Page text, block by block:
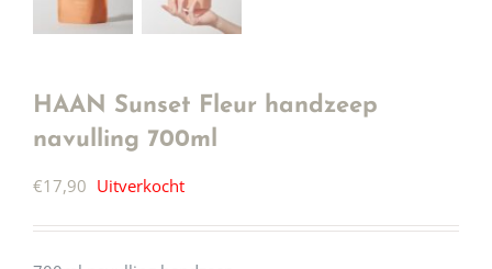
HAAN Sunset Fleur handzeep
navulling 700ml
€17,90 Uitverkocht